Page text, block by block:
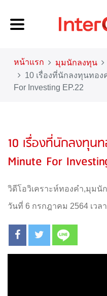
หน้าแรก มุมนักลงทุน
10 เรื่องที่นักลงทุนทอง
For Investing EP.22
10 เรื่องที่นักลงทุน
Minute For
วิดีโอวิเคราะห์ทองคำ,มุมนั
วันที่ 6 กรกฎาคม 2564 เวล